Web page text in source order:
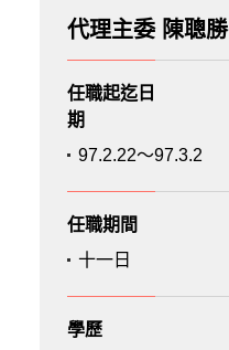
代理主委 陳聰勝
任職起迄日
期
97.2.22～97.3.2
任職期間
十一日
學歷